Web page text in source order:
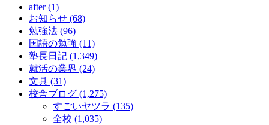
after (1)
お知らせ (68)
勉強法 (96)
国語の勉強 (11)
塾長日記 (1,349)
就活の業界 (24)
文具 (31)
校舎ブログ (1,275)
すごいヤツラ (135)
全校 (1,035)